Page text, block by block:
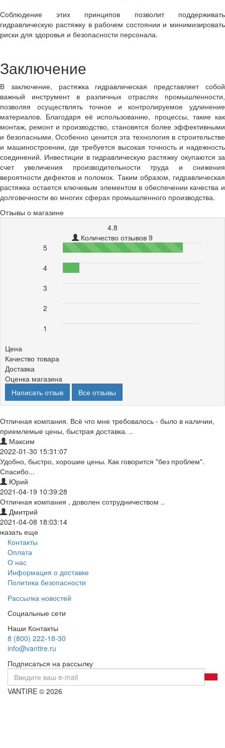
Соблюдение этих принципов позволит поддерживать
гидравлическую растяжку в рабочем состоянии и минимизировать
риски для здоровья и безопасности персонала.
Заключение
В заключение, растяжка гидравлическая представляет собой
важный инструмент в различных отраслях промышленности,
позволяя осуществлять точное и контролируемое удлинение
материалов. Благодаря её использованию, процессы, такие как
монтаж, ремонт и производство, становятся более эффективными
и безопасными. Особенно ценится эта технология в строительстве
и машиностроении, где требуется высокая точность и надежность
соединений. Инвестиции в гидравлическую растяжку окупаются за
счет увеличения производительности труда и снижения
вероятности дефектов и поломок. Таким образом, гидравлическая
растяжка остается ключевым элементом в обеспечении качества и
долговечности во многих сферах промышленного производства.
Отзывы о магазине
4.8
Количество отзывов 9
5
87%
4
3
2
1
Цена
Качество товара
Доставка
Оценка магазина
Написать отзыв
Все отзывы
Отличная компания. Всё что мне требовалось - было в наличии,
приемлемые цены, быстрая доставка. ..
Максим
2022-01-30 15:31:07
Удобно, быстро, хорошие цены. Как говорится "без проблем".
Спасибо...
Юрий
2021-04-19 10:39:28
Отличная компания , доволен сотрудничеством ..
Дмитрий
2021-04-08 18:03:14
еще
Контакты
Оплата
О нас
Информация о доставке
Политика безопасности
Рассылка новостей
Социальные сети
Наши Контакты
8 (800) 222-18-30
info@vantire.ru
Подписаться на рассылку
VANTIRE © 2026